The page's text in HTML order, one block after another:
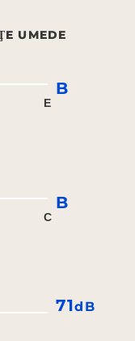
UMEDE
E
B
C
B
71dB